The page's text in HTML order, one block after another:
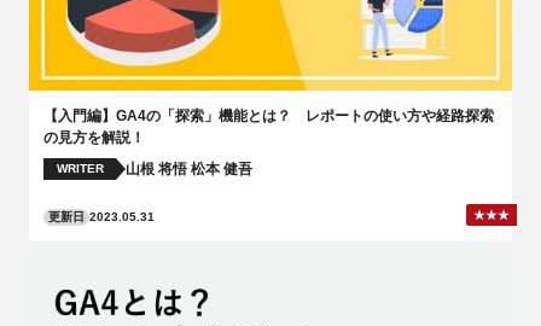
【入門編】GA4の「探索」機能とは？ レポートの使い方や経路探索
の見方を解説！
WRITER 山根 将悟 松本 健吾
更新日 2023.05.31